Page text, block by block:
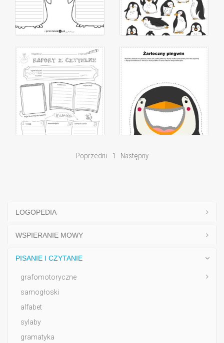
Poprzedni 1 Następny
LOGOPEDIA
WSPIERANIE MOWY
PISANIE I CZYTANIE
grafomotoryczne
samogłoski
alfabet
sylaby
gramatyka